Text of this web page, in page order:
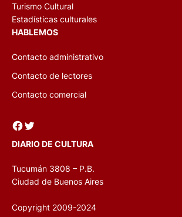
Turismo Cultural
Estadísticas culturales
HABLEMOS
Contacto administrativo
Contacto de lectores
Contacto comercial
Facebook Twitter
DIARIO DE CULTURA
Tucumán 3808 – P.B.
Ciudad de Buenos Aires
Copyright 2009-2024